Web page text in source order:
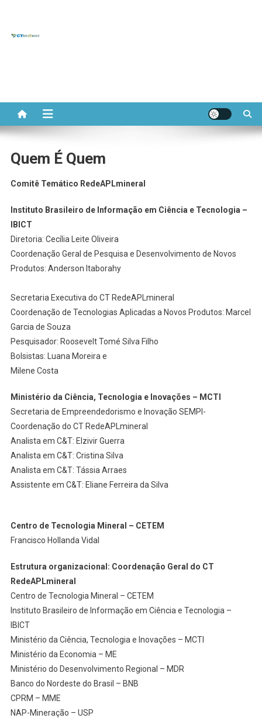
content
Quem É Quem
Comitê Temático RedeAPLmineral
Instituto Brasileiro de Informação em Ciência e Tecnologia –
IBICT
Diretoria: Cecília Leite Oliveira
Coordenação Geral de Pesquisa e Desenvolvimento de Novos
Produtos: Anderson Itaborahy
Secretaria Executiva do CT RedeAPLmineral
Coordenação de Tecnologias Aplicadas a Novos Produtos: Marcel
Garcia de Souza
Pesquisador: Roosevelt Tomé Silva Filho
Bolsistas: Luana Moreira e
Milene Costa
Ministério da Ciência, Tecnologia e Inovações – MCTI
Secretaria de Empreendedorismo e Inovação SEMPI-
Coordenação do CT RedeAPLmineral
Analista em C&T: Elzivir Guerra
Analista em C&T: Cristina Silva
Analista em C&T: Tássia Arraes
Assistente em C&T: Eliane Ferreira da Silva
Centro de Tecnologia Mineral – CETEM
Francisco Hollanda Vidal
Estrutura organizacional: Coordenação Geral do CT
RedeAPLmineral
Centro de Tecnologia Mineral – CETEM
Instituto Brasileiro de Informação em Ciência e Tecnologia –
IBICT
Ministério da Ciência, Tecnologia e Inovações – MCTI
Ministério da Economia – ME
Ministério do Desenvolvimento Regional – MDR
Banco do Nordeste do Brasil – BNB
CPRM – MME
NAP-Mineração – USP